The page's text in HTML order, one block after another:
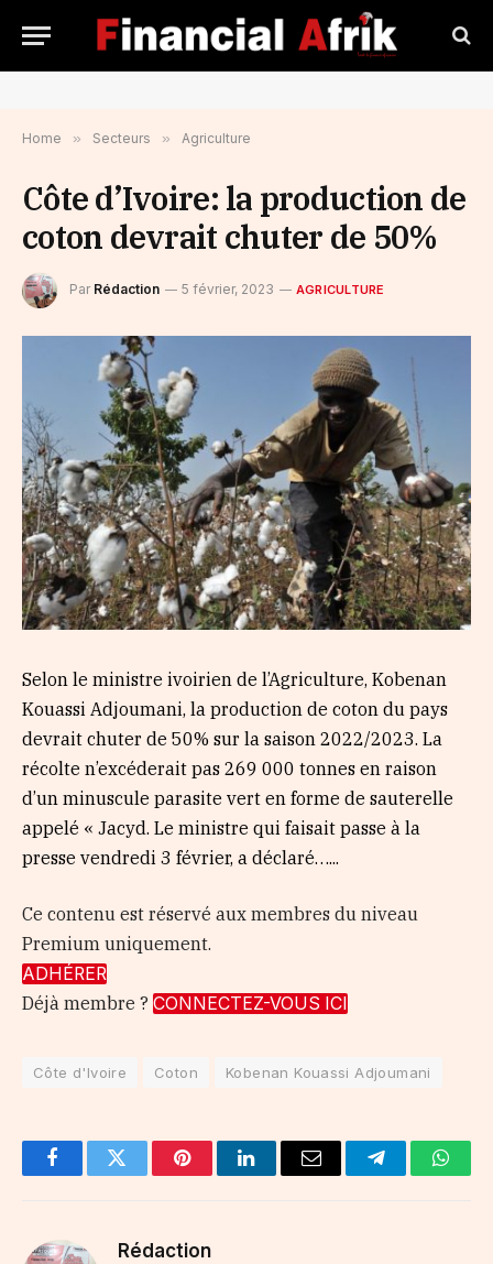
Home » Secteurs » Agriculture
Côte d’Ivoire: la production de
coton devrait chuter de 50%
Par Rédaction 5 février, 2023 AGRICULTURE
Selon le ministre ivoirien de l’Agriculture, Kobenan
Kouassi Adjoumani, la production de coton du pays
devrait chuter de 50% sur la saison 2022/2023. La
récolte n’excéderait pas 269 000 tonnes en raison
d’un minuscule parasite vert en forme de sauterelle
appelé « Jacyd. Le ministre qui faisait passe à la
presse vendredi 3 février, a déclaré…...
Ce contenu est réservé aux membres du niveau
Premium uniquement.
ADHÉRER
Déjà membre ? CONNECTEZ-VOUS ICI
Côte d'Ivoire Coton Kobenan Kouassi Adjoumani
FacebookTwitter PinterestLinkedInEmail Telegram
Rédaction